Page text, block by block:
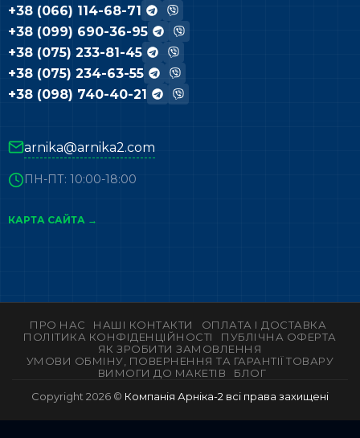
+38 (066) 114-68-71
+38 (099) 690-36-95
+38 (075) 233-81-45
+38 (075) 234-63-55
+38 (098) 740-40-21
arnika@arnika2.com
ПН-ПТ: 10:00-18:00
КАРТА САЙТА →
ПРО НАС НАШІ КОНТАКТИ
ОПЛАТА І ДОСТАВКА
ПОЛІТИКА КОНФІДЕНЦІЙНОСТІ
ПУБЛІЧНА ОФЕРТА
ЯК ЗРОБИТИ ЗАМОВЛЕННЯ
УМОВИ ОБМІНУ, ПОВЕРНЕННЯ ТА ГАРАНТІЇ ТОВАРУ
ВИМОГИ ДО МАКЕТІВ
БЛОГ
Copyright 2026 © Компанія Арніка-2 всі права захищені